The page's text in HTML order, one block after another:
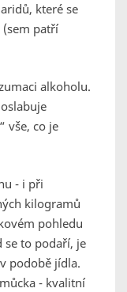
které se
patří
alkoholu.
vše, co je
- i při
kilogramů
pohledu
se to podaří, je
podobě jídla.
- kvalitní